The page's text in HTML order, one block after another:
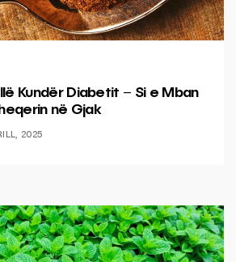
Kundër Diabetit – Si e Mban
në Gjak
2025